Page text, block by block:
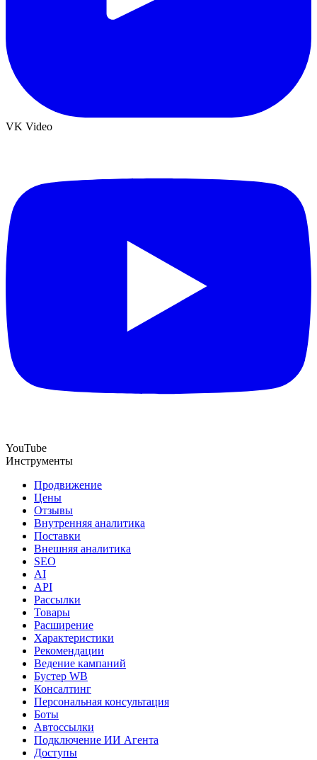
VK Video
YouTube
Инструменты
Продвижение
Цены
Отзывы
Внутренняя аналитика
Поставки
Внешняя аналитика
SEO
AI
API
Рассылки
Товары
Расширение
Характеристики
Рекомендации
Ведение кампаний
Бустер WB
Консалтинг
Персональная консультация
Боты
Автоссылки
Подключение ИИ Агента
Доступы